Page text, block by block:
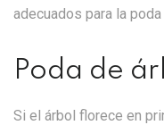
adecuados para la
Poda de
Si el árbol florece en